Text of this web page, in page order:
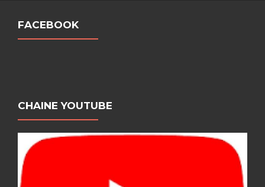
FACEBOOK
CHAINE YOUTUBE